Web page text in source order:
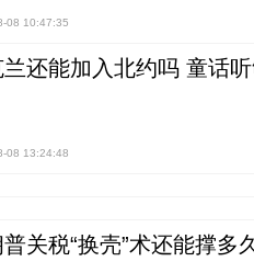
08 10:47:35
还能加入北约吗 童话听
08 13:24:48
关税“换壳”术还能撑多